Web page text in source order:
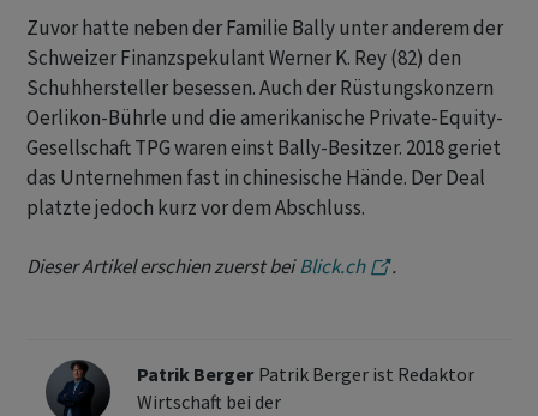
Zuvor hatte neben der Familie Bally unter anderem der
Schweizer Finanzspekulant Werner K. Rey (82) den
Schuhhersteller besessen. Auch der Rüstungskonzern
Oerlikon-Bührle und die amerikanische Private-Equity-
Gesellschaft TPG waren einst Bally-Besitzer. 2018 geriet
das Unternehmen fast in chinesische Hände. Der Deal
platzte jedoch kurz vor dem Abschluss.
Dieser Artikel erschien zuerst beiBlick.ch .
Patrik Berger Patrik Berger ist Redaktor
Wirtschaft bei der